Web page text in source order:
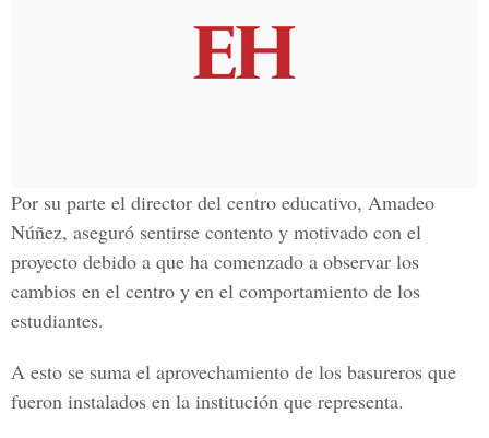
Por su parte el director del centro educativo, Amadeo
Núñez, aseguró sentirse contento y motivado con el
proyecto debido a que ha comenzado a observar los
cambios en el centro y en el comportamiento de los
estudiantes.
A esto se suma el aprovechamiento de los basureros que
fueron instalados en la institución que representa.